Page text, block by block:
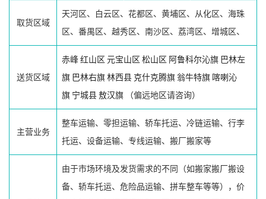
取货区域
天河区、白云区、花都区、黄埔区、从化区、海珠
区、番禺区、越秀区、南沙区、荔湾区、增城区、
送货区域
赤峰红山区 元宝山区 松山区 阿鲁科尔沁旗 巴林左
旗 巴林右旗林西县 克什克腾旗翁牛特旗 喀喇沁
旗 宁城县敖汉旗 （偏远地区请咨询）
主营业务
整车运输、零担运输、轿车托运、冷链运输、行李
托运、设备运输、专线运输、搬厂搬家等
由于市场环境及发货需求的不同（如搬家搬厂搬设
备、轿车托运、危险品运输、拼车整车等等），价